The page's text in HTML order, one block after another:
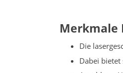
Merkmale
Die
Dabei bietet